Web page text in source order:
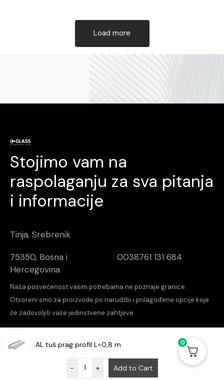
Load more
Stojimo vam na
raspolaganju za sva pitanja
i informacije
Tinja, Srebrenik
75350, Bosna i
Hercegovina
0038761 131 684
Naša posvećenost vašim potrebama ne poznaje granice.
Otvoreni smo za proizvode po narudžbi i prilagođene opcije koje
će zadovoljiti vaše jedinstvene zahtjeve
Aktuelnosti
AL tuš prag profil L=0,8 m
- + Add to Cart
0